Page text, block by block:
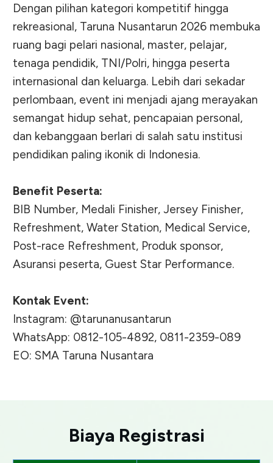
Dengan pilihan kategori kompetitif hingga
rekreasional, Taruna Nusantarun 2026 membuka
ruang bagi pelari nasional, master, pelajar,
tenaga pendidik, TNI/Polri, hingga peserta
internasional dan keluarga. Lebih dari sekadar
perlombaan, event ini menjadi ajang merayakan
semangat hidup sehat, pencapaian personal,
dan kebanggaan berlari di salah satu institusi
pendidikan paling ikonik di Indonesia.
Benefit Peserta:
BIB Number, Medali Finisher, Jersey Finisher,
Refreshment, Water Station, Medical Service,
Post-race Refreshment, Produk sponsor,
Asuransi peserta, Guest Star Performance.
Kontak Event:
Instagram: @tarunanusantarun
WhatsApp: 0812-105-4892, 0811-2359-089
EO: SMA Taruna Nusantara
Biaya Registrasi